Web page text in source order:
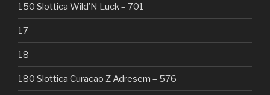
150 Slottica Wild’N Luck – 701
17
18
180 Slottica Curacao Z Adresem – 576